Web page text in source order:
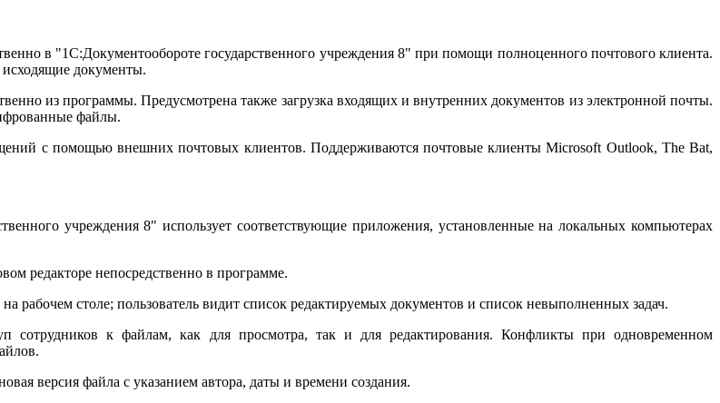
в "1С:Документообороте государственного учреждения 8" при помощи полноценного почтового клиента.
документы.
из программы. Предусмотрена также загрузка входящих и внутренних документов из электронной почты.
файлы.
с помощью внешних почтовых клиентов. Поддерживаются почтовые клиенты Microsoft Outlook, The Bat,
учреждения 8" использует соответствующие приложения, установленные на локальных компьютерах
редакторе непосредственно в программе.
рабочем столе; пользователь видит список редактируемых документов и список невыполненных задач.
сотрудников к файлам, как для просмотра, так и для редактирования. Конфликты при одновременном
версия файла с указанием автора, даты и времени создания.